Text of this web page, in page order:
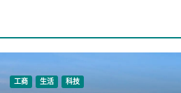
工商 生活 科技